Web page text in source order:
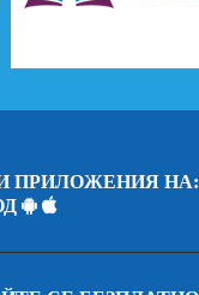
ПРИЛОЖЕНИЯ НА: